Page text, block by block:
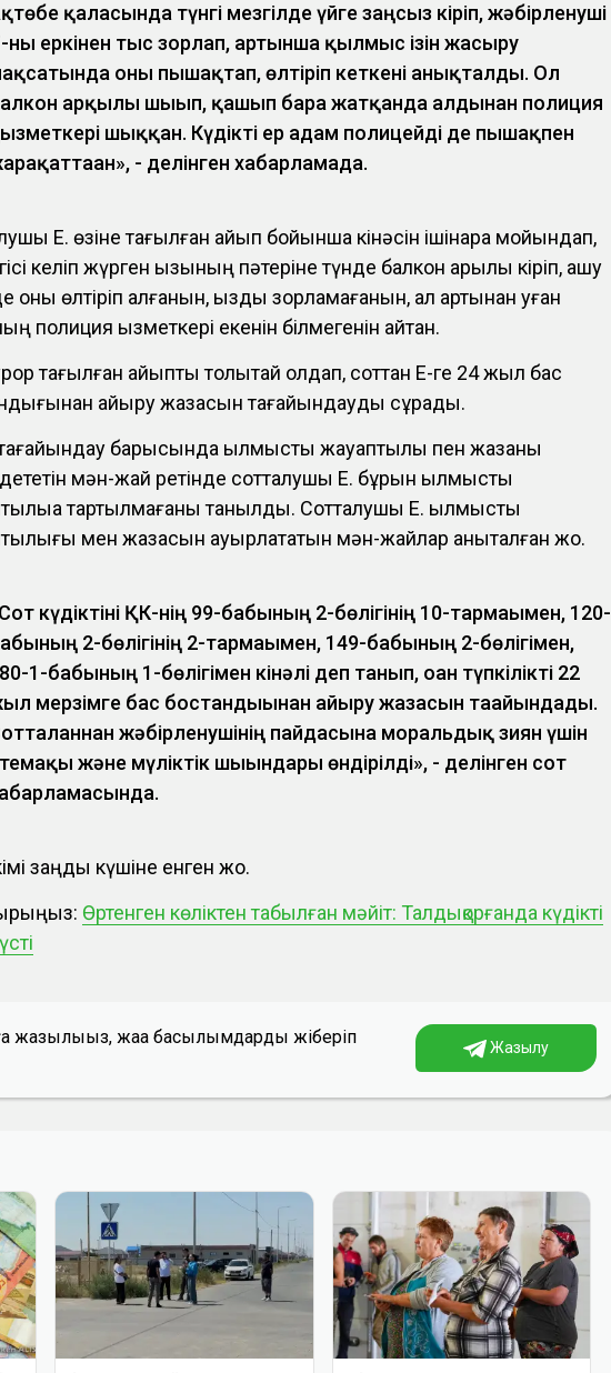
қаласында түнгі мезгілде үйге заңсыз кіріп, жәбірленуші
ны еркінен тыс зорлап, артынша қылмыс ізін жасыру
оны пышақтап, өлтіріп кеткені анықталды. Ол
арқылы шығып, қашып бара жатқанда алдынан полиция
шыққан. Күдікті ер адам полицейді де пышақпен
- делінген хабарламада.
Е. өзіне тағылған айып бойынша кінәсін ішінара мойындап,
келіп жүрген қызының пәтеріне түнде балкон арқылы кіріп, ашу
оны өлтіріп алғанын, қызды зорламағанын, ал артынан қуған
полиция қызметкері екенін білмегенін айтқан.
тағылған айыпты толықтай қолдап, соттан Е-ге 24 жыл бас
айыру жазасын тағайындауды сұрады.
барысында қылмыстық жауаптылық пен жазаны
мән-жай ретінде сотталушы Е. бұрын қылмыстық
тартылмағаны танылды. Сотталушы Е. қылмыстық
мен жазасын ауырлататын мән-жайлар анықталған жоқ.
күдіктіні ҚК-нің 99-бабының 2-бөлігінің 10-тармағымен, 120-
2-бөлігінің 2-тармағымен, 149-бабының 2-бөлігімен,
1-бабының 1-бөлігімен кінәлі деп танып, оған түпкілікті 22
мерзімге бас бостандығынан айыру жазасын тағайындады.
жәбірленушінің пайдасына моральдық зиян үшін
және мүліктік шығындары өндірілді», - делінген сот
заңды күшіне енген жоқ.
Өртенген көліктен табылған мәйіт: Талдықорғанда күдікті
жазылыңыз, жаңа басылымдарды жіберіп
Жазылу